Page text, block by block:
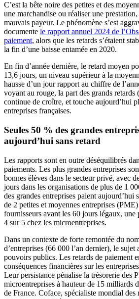
C’est la bête noire des petites et des
une marchandise ou réaliser une
mauvais payeur. Le phénomène s’est
documente le rapport annuel 2024 de
paiement, alors que les retards s’étaient
la fin d’une baisse entamée en 2020.
En fin d’année dernière, le retard moyen
13,6 jours, un niveau supérieur à la
hausse d’un jour rapport au chiffre de
voyant au rouge, la part des grands retards
continue de croître, et touche aujourd’hui
entreprises françaises.
Seules 50 % des grandes
aujourd’hui sans retard
Les rapports sont en outre déséquilibrés
paiements. Les plus grandes entreprises
bonnes élèves dans le secteur privé, avec
jours dans les organisations de plus de 1
des grandes entreprises paient aujourd’hui
de 2 petites et moyennes entreprises
fournisseurs avant les 60 jours légaux, une
4 sur 5 chez les microentreprises.
Dans un contexte de forte remontée du
d’entreprises (66 000 l’an dernier), le
pouvoirs publics. Les retards de paiement
conséquences financières sur les
Leur persistance pénalise la trésorerie des
microentreprises à hauteur de 15 milliards
de France. Coface, spécialiste mondial des